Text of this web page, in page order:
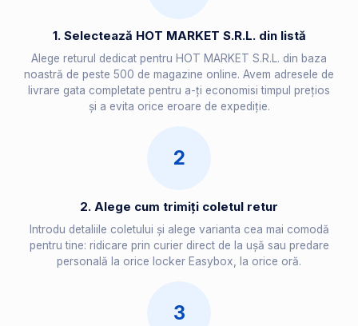
1. Selectează HOT MARKET S.R.L. din listă
Alege returul dedicat pentru HOT MARKET S.R.L. din baza
noastră de peste 500 de magazine online. Avem adresele de
livrare gata completate pentru a-ți economisi timpul prețios
și a evita orice eroare de expediție.
2
2. Alege cum trimiți coletul retur
Introdu detaliile coletului și alege varianta cea mai comodă
pentru tine: ridicare prin curier direct de la ușă sau predare
personală la orice locker Easybox, la orice oră.
3